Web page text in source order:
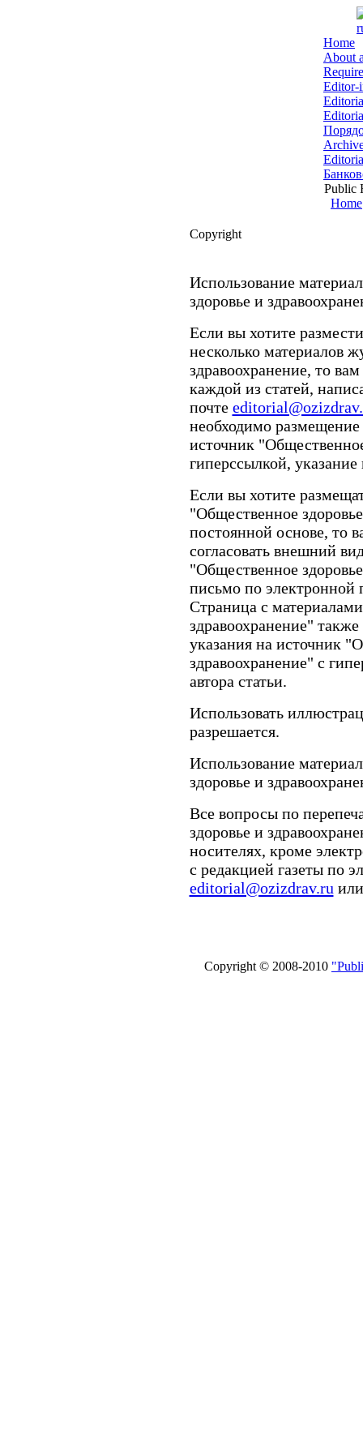
Home
About
Editor-
Public
Home
Copyright
Использование
здоровье и
Если вы хотите
несколько материалов
здравоохранение, то
каждой из статей,
почте
необходимо
источник
гиперссылкой, указание
Если вы хотите
"Общественное
постоянной основе, то
согласовать внешний
"Общественное
письмо по электронной
Страница с
здравоохранение"
указания на источник
здравоохранение" с
автора статьи.
Использовать
разрешается.
Использование
здоровье и
Все вопросы по
здоровье и
носителях, кроме
с редакцией газеты по
editorial@ozizdrav.ru
Copyright © 2008-2010